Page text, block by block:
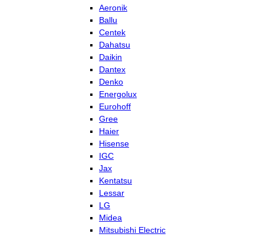
Aeronik
Ballu
Centek
Dahatsu
Daikin
Dantex
Denko
Energolux
Eurohoff
Gree
Haier
Hisense
IGC
Jax
Kentatsu
Lessar
LG
Midea
Mitsubishi Electric